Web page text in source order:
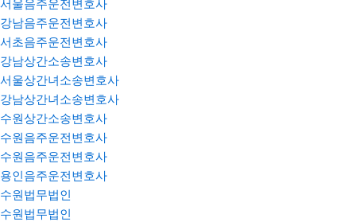
서울음주운전변호사
강남음주운전변호사
서초음주운전변호사
강남상간소송변호사
서울상간녀소송변호사
강남상간녀소송변호사
수원상간소송변호사
수원음주운전변호사
수원음주운전변호사
용인음주운전변호사
수원법무법인
수원법무법인